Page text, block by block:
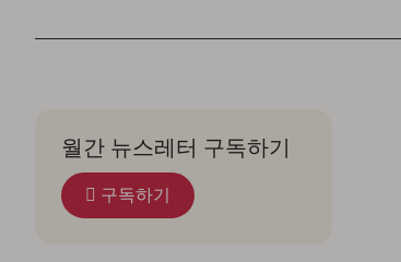
월간 뉴스레터 구독하기
구독하기